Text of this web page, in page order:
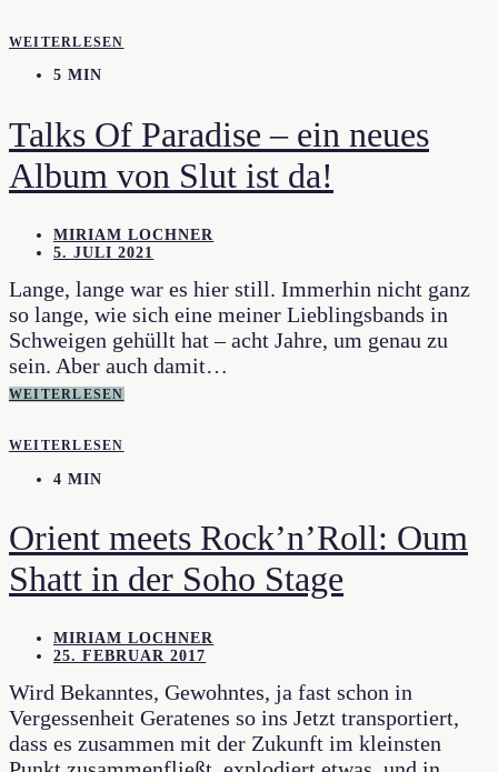
WEITERLESEN
5 MIN
Talks Of Paradise – ein neues
Album von Slut ist da!
MIRIAM LOCHNER
5. JULI 2021
Lange, lange war es hier still. Immerhin nicht ganz
so lange, wie sich eine meiner Lieblingsbands in
Schweigen gehüllt hat – acht Jahre, um genau zu
sein. Aber auch damit…
WEITERLESEN
WEITERLESEN
4 MIN
Orient meets Rock’n’Roll: Oum
Shatt in der Soho Stage
MIRIAM LOCHNER
25. FEBRUAR 2017
Wird Bekanntes, Gewohntes, ja fast schon in
Vergessenheit Geratenes so ins Jetzt transportiert,
dass es zusammen mit der Zukunft im kleinsten